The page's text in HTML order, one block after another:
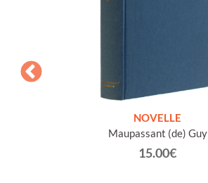
NOVELLE
Maupassant (de) Guy
15.00€